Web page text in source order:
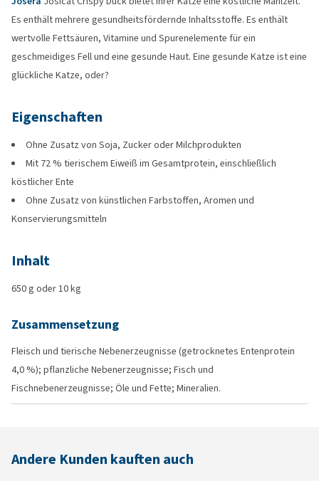
Es enthält mehrere gesundheitsfördernde Inhaltsstoffe. Es enthält
wertvolle Fettsäuren, Vitamine und Spurenelemente für ein
geschmeidiges Fell und eine gesunde Haut. Eine gesunde Katze ist eine
glückliche Katze, oder?
Eigenschaften
Ohne Zusatz von Soja, Zucker oder Milchprodukten
Mit 72 % tierischem Eiweiß im Gesamtprotein, einschließlich
köstlicher Ente
Ohne Zusatz von künstlichen Farbstoffen, Aromen und
Konservierungsmitteln
Inhalt
650 g oder 10 kg
Zusammensetzung
Fleisch und tierische Nebenerzeugnisse (getrocknetes Entenprotein
4,0 %); pflanzliche Nebenerzeugnisse; Fisch und
Fischnebenerzeugnisse; Öle und Fette; Mineralien.
Andere Kunden kauften auch